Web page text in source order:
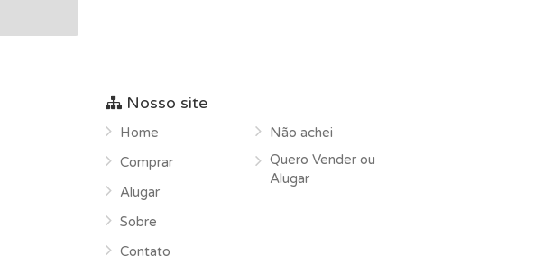
Nosso site
Home
Comprar
Alugar
Sobre
Contato
Não achei
Quero Vender ou
Alugar